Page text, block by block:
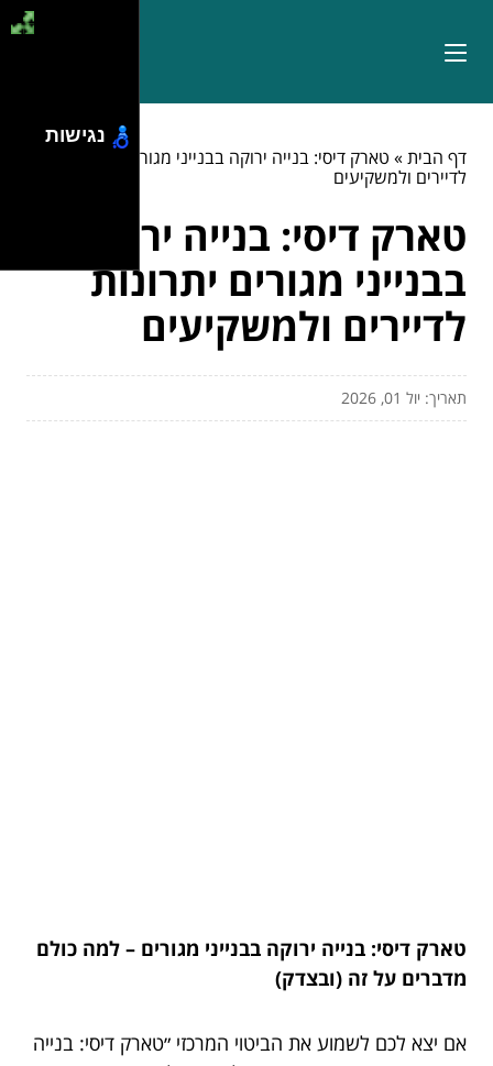
דף הבית» טארק דיסי: בנייה ירוקה בבנייני מגורים יתרונות
לדיירים ולמשקיעים
טארק דיסי: בנייה ירוקה
בבנייני מגורים יתרונות
לדיירים ולמשקיעים
תאריך: יול 01, 2026
טארק דיסי: בנייה ירוקה בבנייני מגורים – למה כולם
מדברים על זה (ובצדק)
אם יצא לכם לשמוע את הביטוי המרכזי ״טארק דיסי: בנייה
נגישות